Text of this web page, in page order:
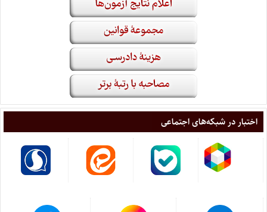
اختبار در شبکه‌های اجتماعی